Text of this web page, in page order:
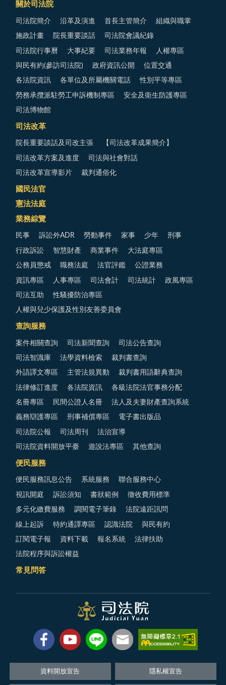
關於司法院
司法院簡介 沿革及演進 首長主管簡介 組織與職掌
施政計畫 院長重要談話 司法院會議紀錄
司法院行事曆 大事紀要 司法業務年報 人權專區
與民有約(參訪司法院) 政府資訊公開 位置交通
各法院資訊 各單位及所屬機關電話 性別平等專區
勞務承攬派駐勞工申訴機制專區 安全及衛生防護專區
司法博物館
司法改革
院長重要談話及司改主張 【司法改革成果簡介】
司法改革方案及進度 司法與社會對話
司法改革宣導影片 裁判通俗化
國民法官
憲法法庭
業務綜覽
民事 訴訟外ADR 勞動事件 家事 少年 刑事
行政訴訟 智慧財產 商業事件 大法庭專區
公務員懲戒 職務法庭 法官評鑑 公證業務
資訊專區 人事專區 司法會計 司法統計 政風專區
司法互助 性騷擾防治專區
人權與兒少保護及性別友善委員會
查詢服務
案件相關查詢 司法新聞查詢 司法公告查詢
司法智識庫 法學資料檢索 裁判書查詢
外語譯文專區 主管法規異動 裁判書用語辭典查詢
法律修訂進度 各法院資訊 各級法院法官事務分配
名冊專區 民間公證人名冊 法人及夫妻財產查詢系統
義務辯護專區 刑事補償專區 電子書出版品
司法院公報 司法周刊 法治宣導
司法院資料開放平臺 遊說法專區 其他查詢
便民服務
便民服務訊息公告 系統服務 聯合服務中心
視訊開庭 訴訟須知 書狀範例 徵收費用標準
多元化繳費服務 調閱電子筆錄 法院遠距訊問
線上起訴 特約通譯專區 認識法院 與民有約
訂閱電子報 資料下載 報名系統 法律扶助
法院程序與訴訟權益
常見問答
資料開放宣告 隱私權宣告